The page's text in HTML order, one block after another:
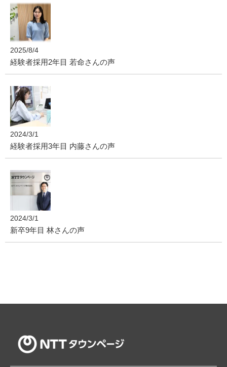
2025/8/4
経験者採用2年目 若命さんの声
2024/3/1
経験者採用3年目 内藤さんの声
2024/3/1
新卒9年目 林さんの声